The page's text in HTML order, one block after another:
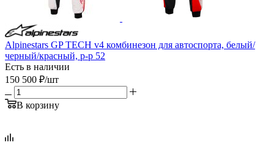
Alpinestars GP TECH v4 комбинезон для автоспорта, белый/
черный/красный, р-р 52
Есть в наличии
150 500 ₽/шт
В корзину